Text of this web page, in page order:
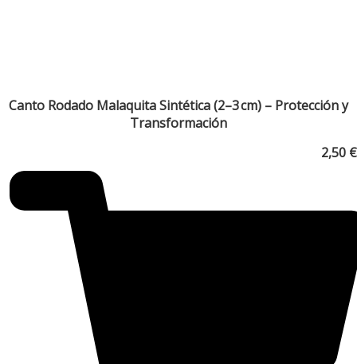
Canto Rodado Malaquita Sintética (2–3 cm) – Protección y
Transformación
2,50 €